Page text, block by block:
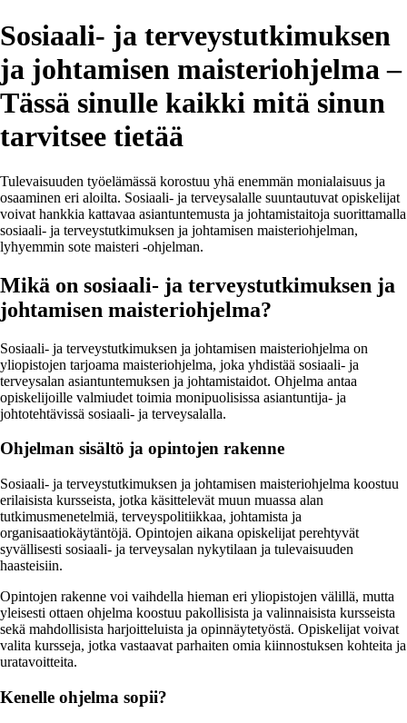
Sosiaali- ja terveystutkimuksen
ja johtamisen maisteriohjelma –
Tässä sinulle kaikki mitä sinun
tarvitsee tietää
Tulevaisuuden työelämässä korostuu yhä enemmän monialaisuus ja
osaaminen eri aloilta. Sosiaali- ja terveysalalle suuntautuvat opiskelijat
voivat hankkia kattavaa asiantuntemusta ja johtamistaitoja suorittamalla
sosiaali- ja terveystutkimuksen ja johtamisen maisteriohjelman,
lyhyemmin sote maisteri -ohjelman.
Mikä on sosiaali- ja terveystutkimuksen ja
johtamisen maisteriohjelma?
Sosiaali- ja terveystutkimuksen ja johtamisen maisteriohjelma on
yliopistojen tarjoama maisteriohjelma, joka yhdistää sosiaali- ja
terveysalan asiantuntemuksen ja johtamistaidot. Ohjelma antaa
opiskelijoille valmiudet toimia monipuolisissa asiantuntija- ja
johtotehtävissä sosiaali- ja terveysalalla.
Ohjelman sisältö ja opintojen rakenne
Sosiaali- ja terveystutkimuksen ja johtamisen maisteriohjelma koostuu
erilaisista kursseista, jotka käsittelevät muun muassa alan
tutkimusmenetelmiä, terveyspolitiikkaa, johtamista ja
organisaatiokäytäntöjä. Opintojen aikana opiskelijat perehtyvät
syvällisesti sosiaali- ja terveysalan nykytilaan ja tulevaisuuden
haasteisiin.
Opintojen rakenne voi vaihdella hieman eri yliopistojen välillä, mutta
yleisesti ottaen ohjelma koostuu pakollisista ja valinnaisista kursseista
sekä mahdollisista harjoitteluista ja opinnäytetyöstä. Opiskelijat voivat
valita kursseja, jotka vastaavat parhaiten omia kiinnostuksen kohteita ja
uratavoitteita.
Kenelle ohjelma sopii?